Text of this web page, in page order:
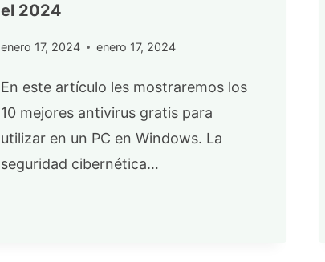
el 2024
enero 17, 2024 enero 17, 2024
En este artículo les mostraremos los
10 mejores antivirus gratis para
utilizar en un PC en Windows. La
seguridad cibernética…